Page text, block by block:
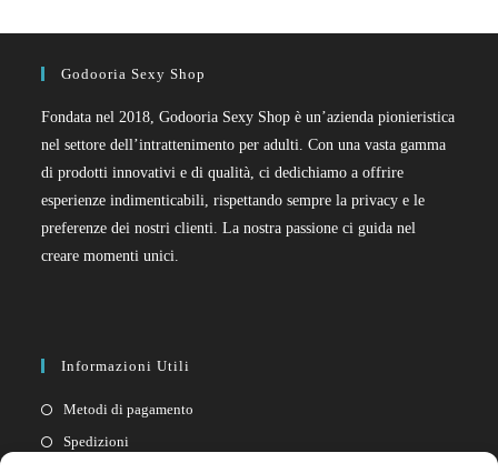
Godooria Sexy Shop
Fondata nel 2018, Godooria Sexy Shop è un’azienda pionieristica
nel settore dell’intrattenimento per adulti. Con una vasta gamma
di prodotti innovativi e di qualità, ci dedichiamo a offrire
esperienze indimenticabili, rispettando sempre la privacy e le
preferenze dei nostri clienti. La nostra passione ci guida nel
creare momenti unici.
Informazioni Utili
Metodi di pagamento
Spedizioni